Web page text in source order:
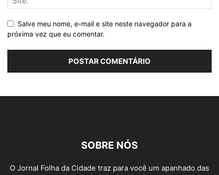
Salve meu nome, e-mail e site neste navegador para a
próxima vez que eu comentar.
SOBRE NÓS
O Jornal Folha da Cidade traz para você um apanhado das